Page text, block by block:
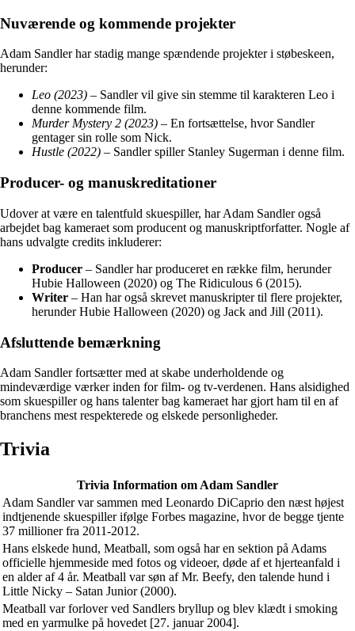
Nuværende og kommende projekter
Adam Sandler har stadig mange spændende projekter i støbeskeen,
herunder:
Leo (2023) – Sandler vil give sin stemme til karakteren Leo i
denne kommende film.
Murder Mystery 2 (2023) – En fortsættelse, hvor Sandler
gentager sin rolle som Nick.
Hustle (2022) – Sandler spiller Stanley Sugerman i denne film.
Producer- og manuskreditationer
Udover at være en talentfuld skuespiller, har Adam Sandler også
arbejdet bag kameraet som producent og manuskriptforfatter. Nogle af
hans udvalgte credits inkluderer:
Producer – Sandler har produceret en række film, herunder
Hubie Halloween (2020) og The Ridiculous 6 (2015).
Writer – Han har også skrevet manuskripter til flere projekter,
herunder Hubie Halloween (2020) og Jack and Jill (2011).
Afsluttende bemærkning
Adam Sandler fortsætter med at skabe underholdende og
mindeværdige værker inden for film- og tv-verdenen. Hans alsidighed
som skuespiller og hans talenter bag kameraet har gjort ham til en af
branchens mest respekterede og elskede personligheder.
Trivia
Trivia Information om Adam Sandler
Adam Sandler var sammen med Leonardo DiCaprio den næst højest
indtjenende skuespiller ifølge Forbes magazine, hvor de begge tjente
37 millioner fra 2011-2012.
Hans elskede hund, Meatball, som også har en sektion på Adams
officielle hjemmeside med fotos og videoer, døde af et hjerteanfald i
en alder af 4 år. Meatball var søn af Mr. Beefy, den talende hund i
Little Nicky – Satan Junior (2000).
Meatball var forlover ved Sandlers bryllup og blev klædt i smoking
med en yarmulke på hovedet [27. januar 2004].